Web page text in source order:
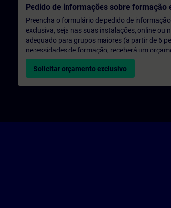
Pedido de informações sobre formação
Preencha o formulário de pedido de
exclusiva, seja nas suas instalações, online ou
adequado para grupos maiores (a partir de 6
necessidades de formação, receberá um
Solicitar orçamento exclusivo